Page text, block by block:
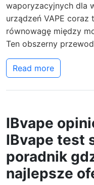
waporyzacyjnych dla
urządzeń VAPE coraz
równowagę między
Ten obszerny
Read more
IBvape
IBvape test
poradnik
najlepsze